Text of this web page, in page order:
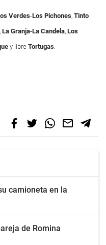
Verdes-Los Pichones, Tinto
, La Granja-La Candela, Los
y libre Tortugas.
camioneta en la
de Romina